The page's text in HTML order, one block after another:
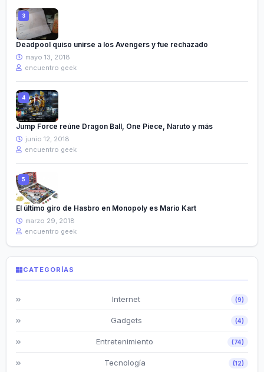
Deadpool quiso unirse a los Avengers y fue rechazado
mayo 13, 2018
encuentro geek
Jump Force reúne Dragon Ball, One Piece, Naruto y más
junio 12, 2018
encuentro geek
El último giro de Hasbro en Monopoly es Mario Kart
marzo 29, 2018
encuentro geek
CATEGORÍAS
Internet (9)
Gadgets (4)
Entretenimiento (74)
Tecnología (12)